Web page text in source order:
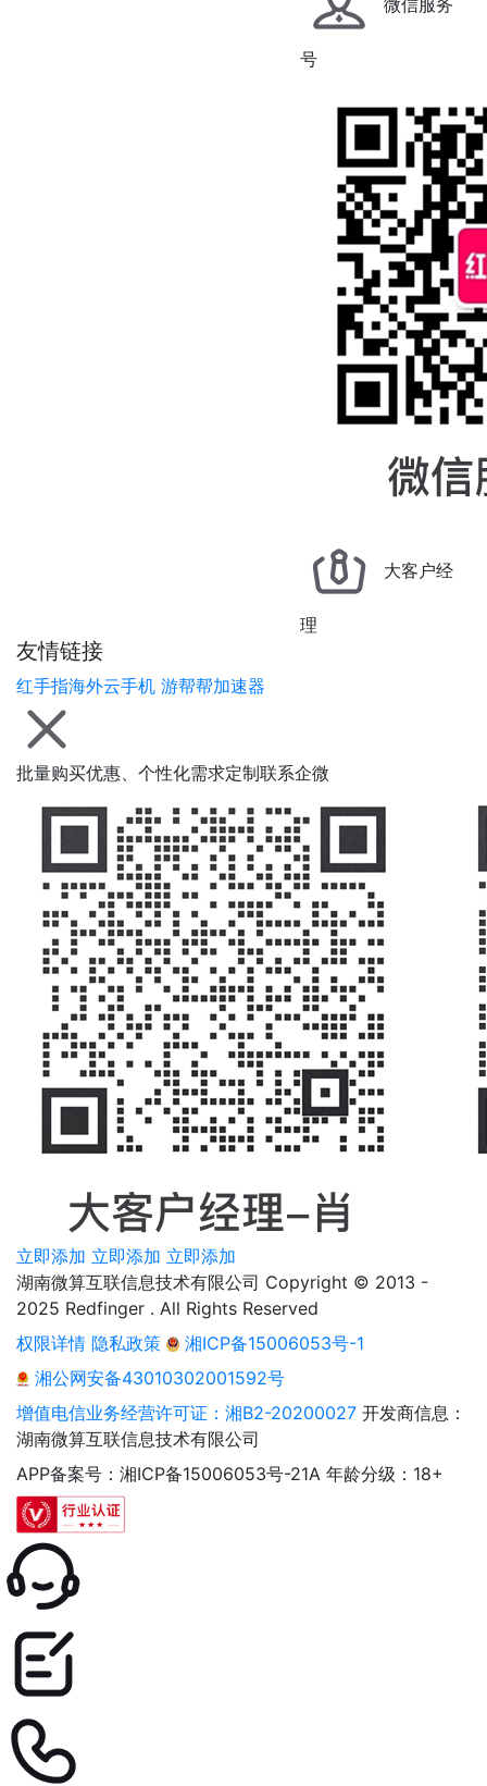
友情链接
红手指海外云手机 游帮帮加速器
微信服务
号
大客户经
理
批量购买优惠、个性化需求定制联系企微
立即添加 立即添加 立即添加
湖南微算互联信息技术有限公司 Copyright © 2013 -
2025 Redfinger . All Rights Reserved
权限详情 隐私政策
湘ICP备15006053号-1
湘公网安备43010302001592号
增值电信业务经营许可证：湘B2-20200027 开发商信息：
湖南微算互联信息技术有限公司
APP备案号：湘ICP备15006053号-21A 年龄分级：18+